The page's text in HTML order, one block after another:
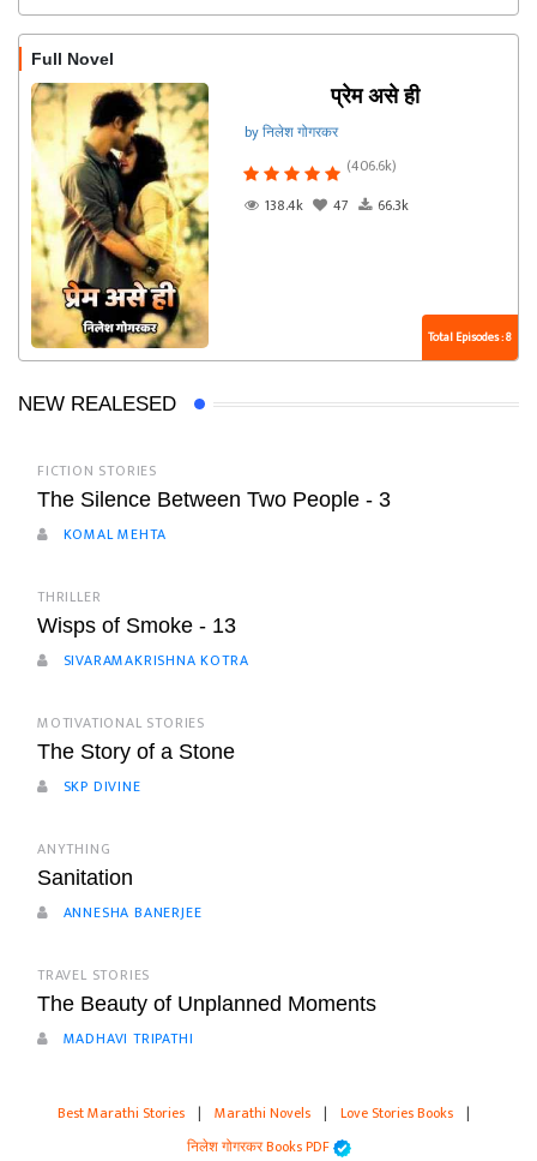
Full Novel
प्रेम असे ही
by निलेश गोगरकर
(406.6k)
138.4k
47 66.3k
Total Episodes : 8
NEW REALESED
FICTION STORIES
The Silence Between Two People - 3
KOMAL MEHTA
THRILLER
Wisps of Smoke - 13
SIVARAMAKRISHNA KOTRA
MOTIVATIONAL STORIES
The Story of a Stone
SKP DIVINE
ANYTHING
Sanitation
ANNESHA BANERJEE
TRAVEL STORIES
The Beauty of Unplanned Moments
MADHAVI TRIPATHI
Best Marathi Stories | Marathi Novels | Love Stories Books |
निलेश गोगरकर Books PDF